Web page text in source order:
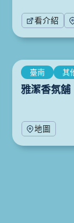
看介紹
臺南 其
雅潔香氛舖
地圖